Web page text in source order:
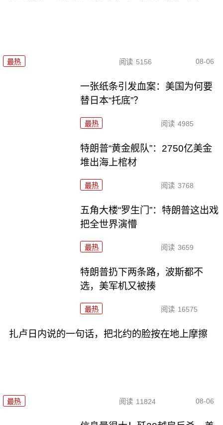
最热 阅读 5156 08-06
一张纸条引发血案：美国为何要
替日本“托底”？
最热 阅读 4985
特朗普“黄金舰队”：2750亿美金
堆出海上棺材
最热 阅读 3768
五角大楼“罗生门”：特朗普这出戏
把全世界演懵
最热 阅读 3659
特朗普扔下两条路，波斯都不
选，美军机又被揍
最热 阅读 16575
扎卢日内说的一句话，把北约的脸按在地上摩擦
最热 阅读 11824 08-06